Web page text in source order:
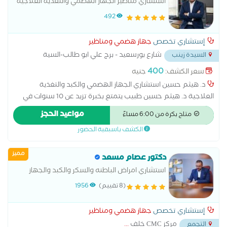
492
إستشاري تخصص جهاز هضمي ومناظير
السيدة زينب
شارع بورسعيد - برج علي ابو طالب-السية
زينب...سعر الكشف:400جنيه
د. هيثم حسين استشاري الجهاز الهضمي والكبد والتغذية
العلاجية د. هيثم حسين طبيب يتمتع بخبرة تزيد عن 10 سنوات في
تشخيص وعلاج أمراض الجهاز الهضمي والكبد، مع اهتمام خاص
بالتغذية العلاجية ووضع البرامج الغذائية وفق أحدث الإرشادات
الطبية، مع الحرص على تقديم رعاية طبية دقيقة وخطة علاج
التغذية العلاجية – المعهد القومي للتغذية. - د. زمالة التغذية
العلاجية. الخدمات الطبية: - تشخيص وعلاج أمراض الجهاز الهضمي
والكبد. - علاج الحموضة، ارتجاع المريء، القولون العصبي، قرحة
المعدة واضطرابات الجهاز الهضمي. - متابعة أمراض الكبد وارتفاع
إنزيمات الكبد والكبد الدهني. - التغذية العلاجية وعلاج السمنة
والنحافة ووضع البرامج الغذائية العلاجية. - التغذية العلاجية لمرضى
متاح بكرة من 6:00 مساءً مواعيد الحجز
الكشف باسبقية الحضور
مميز دكتور عصام مسعد
استشاري امراض الباطنه والسكر والكبد والجهاز
الهضمي والمناظير التداخلية والسمنه المفرطه
(8 تقييم) 1956
إستشاري تخصص جهاز هضمي ومناظير